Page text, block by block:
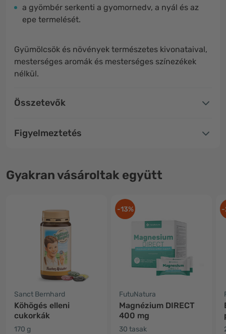
a gyömbér serkenti a gyomornedv, a nyál és az
epe termelését.
Gyümölcsök és növények természetes kivonataival,
mesterséges aromák és mesterséges színezékek
nélkül.
Összetevők
Figyelmeztetés
Gyakran vásároltak együtt
Sanct Bernhard
Köhögés elleni
cukorkák
170 g
-13%
FutuNatura
Magnézium DIRECT
400 mg
30 tasak
-